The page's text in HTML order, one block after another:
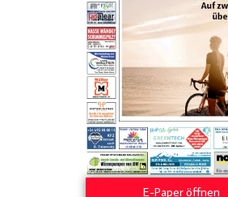
E-Paper öffnen